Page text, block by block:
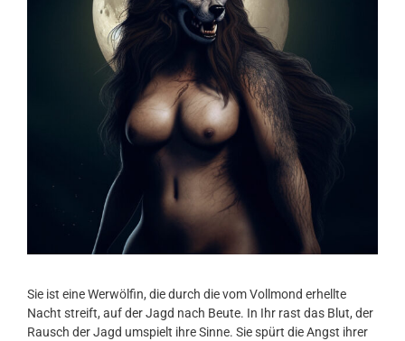
Sie ist eine Werwölfin, die durch die vom Vollmond erhellte
Nacht streift, auf der Jagd nach Beute. In Ihr rast das Blut, der
Rausch der Jagd umspielt ihre Sinne. Sie spürt die Angst ihrer